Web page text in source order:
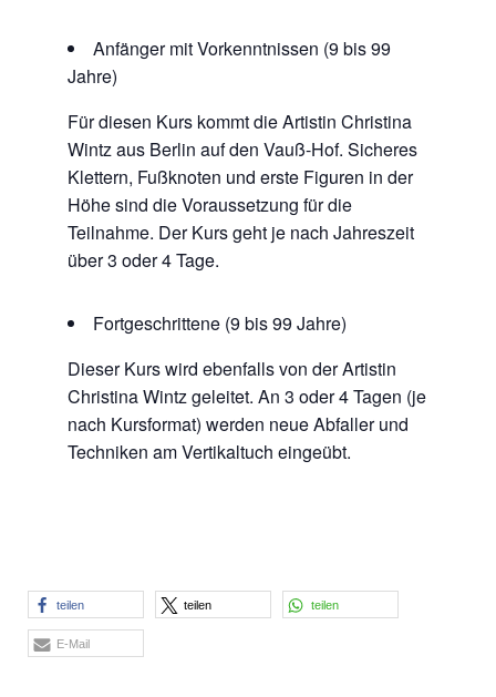
Anfänger mit Vorkenntnissen (9 bis 99
Jahre)
Für diesen Kurs kommt die Artistin Christina
Wintz aus Berlin auf den Vauß-Hof. Sicheres
Klettern, Fußknoten und erste Figuren in der
Höhe sind die Voraussetzung für die
Teilnahme. Der Kurs geht je nach Jahreszeit
über 3 oder 4 Tage.
Fortgeschrittene (9 bis 99 Jahre)
Dieser Kurs wird ebenfalls von der Artistin
Christina Wintz geleitet. An 3 oder 4 Tagen (je
nach Kursformat) werden neue Abfaller und
Techniken am Vertikaltuch eingeübt.
teilen teilen teilen
E-Mail